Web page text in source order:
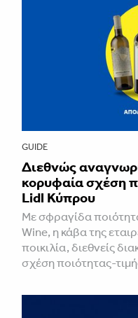
GUIDE
Διεθνώς
κορυφαία σχέση
Lidl Κύπρου
Με σφραγίδα
Wine, η κάβα της
ποικιλία, διεθνείς
σχέση ποιότητας-